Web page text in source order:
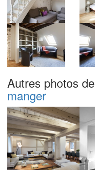
Autres photos de
manger